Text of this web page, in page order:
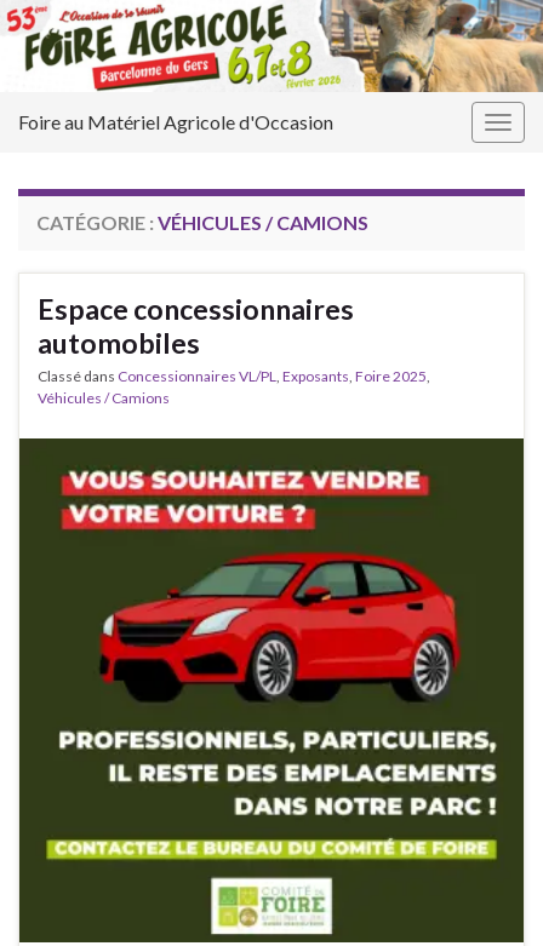
Foire au Matériel Agricole d'Occasion
CATÉGORIE : VÉHICULES / CAMIONS
Espace concessionnaires
automobiles
Classé dans Concessionnaires VL/PL Exposants Foire 2025
Véhicules / Camions